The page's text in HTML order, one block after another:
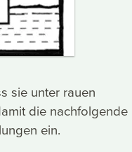
sie unter rauen
die nachfolgende
ein.